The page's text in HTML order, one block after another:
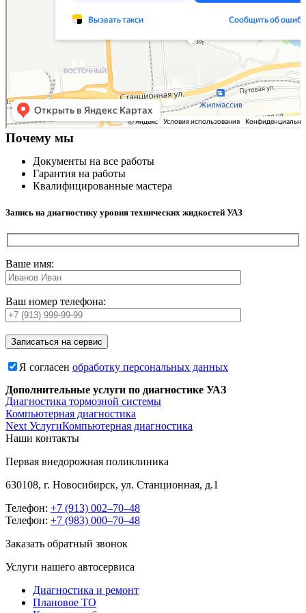
Почему мы
Документы на все работы
Гарантия на работы
Квалифицированные мастера
Запись на диагностику уровня технических жидкостей УАЗ
Ваше имя:
Ваш номер телефона:
Я согласен обработку персональных данных
Дополнительные услуги по диагностике УАЗ​​
Диагностика тормозной системы
Компьютерная диагностика
Навигация
по
записям
Next УслугиКомпьютерная диагностика
Наши контакты
Первая внедорожная поликлиника
630108, г. Новосибирск, ул. Станционная, д.1
Телефон: +7 (913) 002‒70‒48
Телефон: +7 (983) 000‒70‒48
Заказать обратный звонок
Услуги нашего автосервиса
Диагностика и ремонт
Плановое ТО